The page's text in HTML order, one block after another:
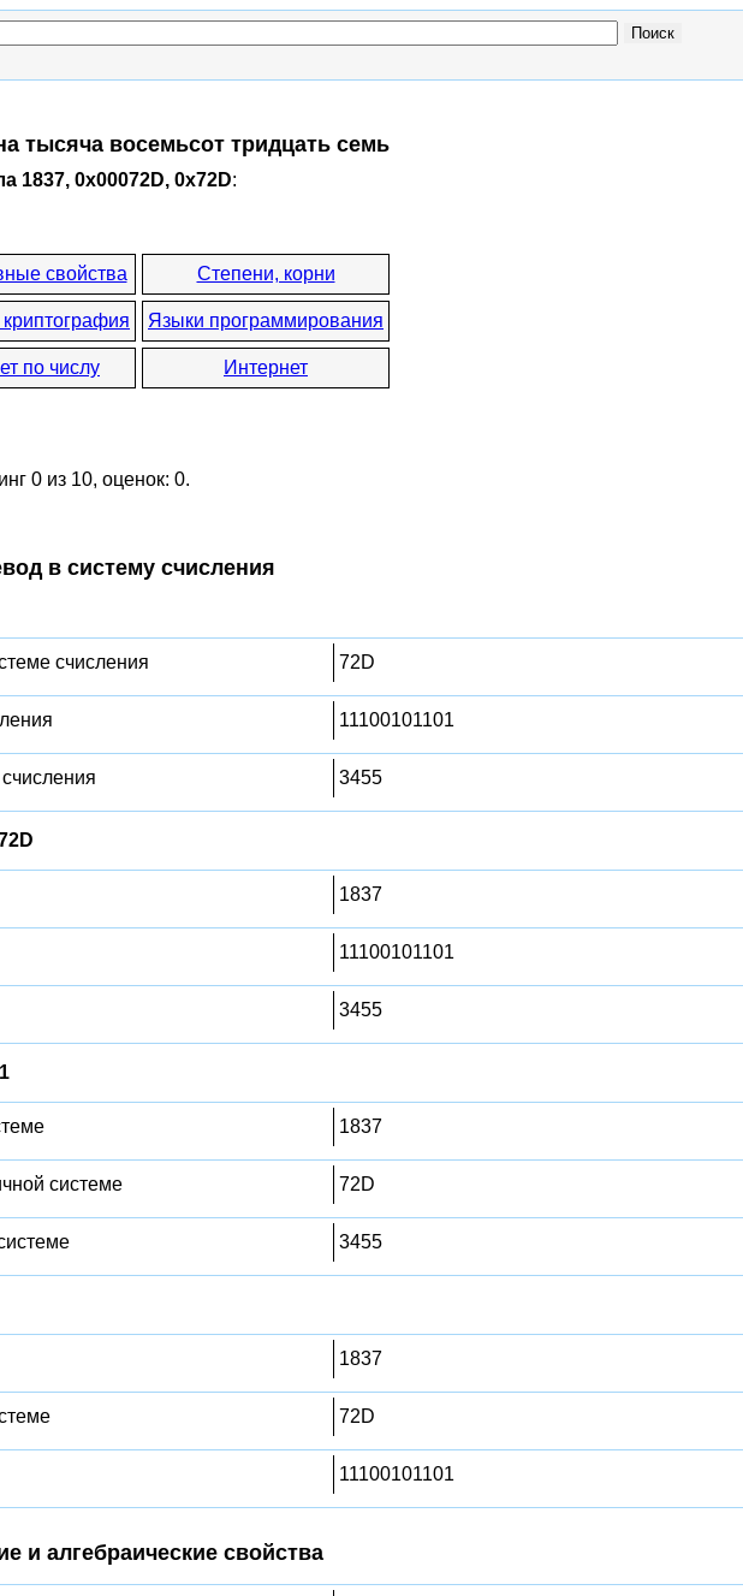
тысяча восемьсот тридцать семь
1837, 0x00072D, 0x72D:
свойства Степени, корни
Языки программирования
по числу Интернет
0 из 10, оценок: 0.
в систему счисления
счисления 72D
11100101101
3455
1837
11100101101
3455
1837
системе 72D
3455
1837
72D
11100101101
и алгебраические свойства